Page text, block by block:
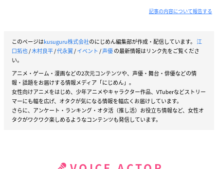
記事の内容について報告する
このページはkusuguru株式会社のにじめん編集部が作成・配信しています。 江
口拓也/木村良平/代永翼/イベント /声優の最新情報はリンク先をご覧くださ
い。
アニメ・ゲーム・漫画などの2次元コンテンツや、声優・舞台・俳優などの情
報・話題をお届けする情報メディア「にじめん」。
女性向けアニメをはじめ、少年アニメやキャラクター作品、VTuberなどストリー
マーにも幅を広げ、オタクが気になる情報を幅広くお届けしています。
さらに、アンケート・ランキング・オタ活（推し活）お役立ち情報など、女性オ
タクがワクワク楽しめるようなコンテンツも発信しています。